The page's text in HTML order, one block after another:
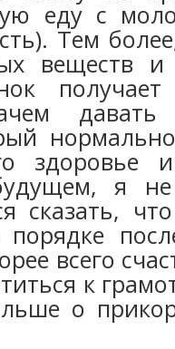
еду с
Тем
веществ
здоровье
я
сказать,
всего
к
о